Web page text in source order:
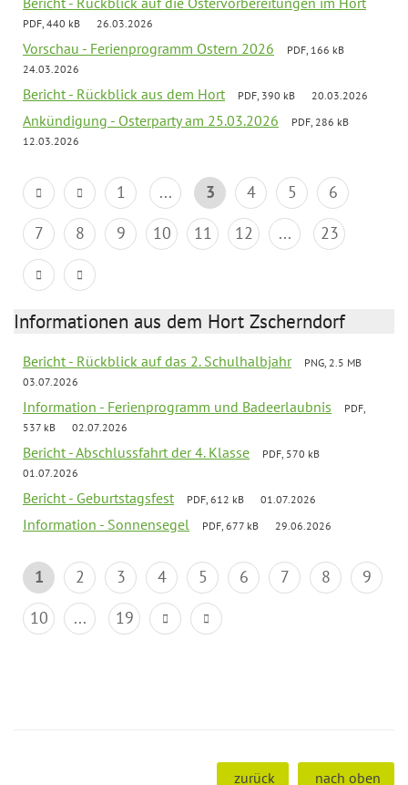
PDF, 440 kB 26.03.2026
Vorschau - Ferienprogramm Ostern 2026
PDF, 166 kB
24.03.2026
Bericht - Rückblick aus dem Hort PDF, 390 kB 20.03.2026
Ankündigung - Osterparty am 25.03.2026
PDF, 286 kB
12.03.2026
1 ... 3 4 5
6
7
8 9 10 11 12 ... 23
Informationen aus dem Hort Zscherndorf
Bericht - Rückblick auf das 2. Schulhalbjahr
PNG, 2.5 MB
03.07.2026
Information - Ferienprogramm und Badeerlaubnis
PDF,
537 kB
02.07.2026
Bericht - Abschlussfahrt der 4. Klasse
PDF, 570 kB
01.07.2026
Bericht - Geburtstagsfest PDF, 612 kB 01.07.2026
Information - Sonnensegel PDF, 677 kB 29.06.2026
1 2 3 4 5 6 7 8
9
10
... 19
zurück nach oben